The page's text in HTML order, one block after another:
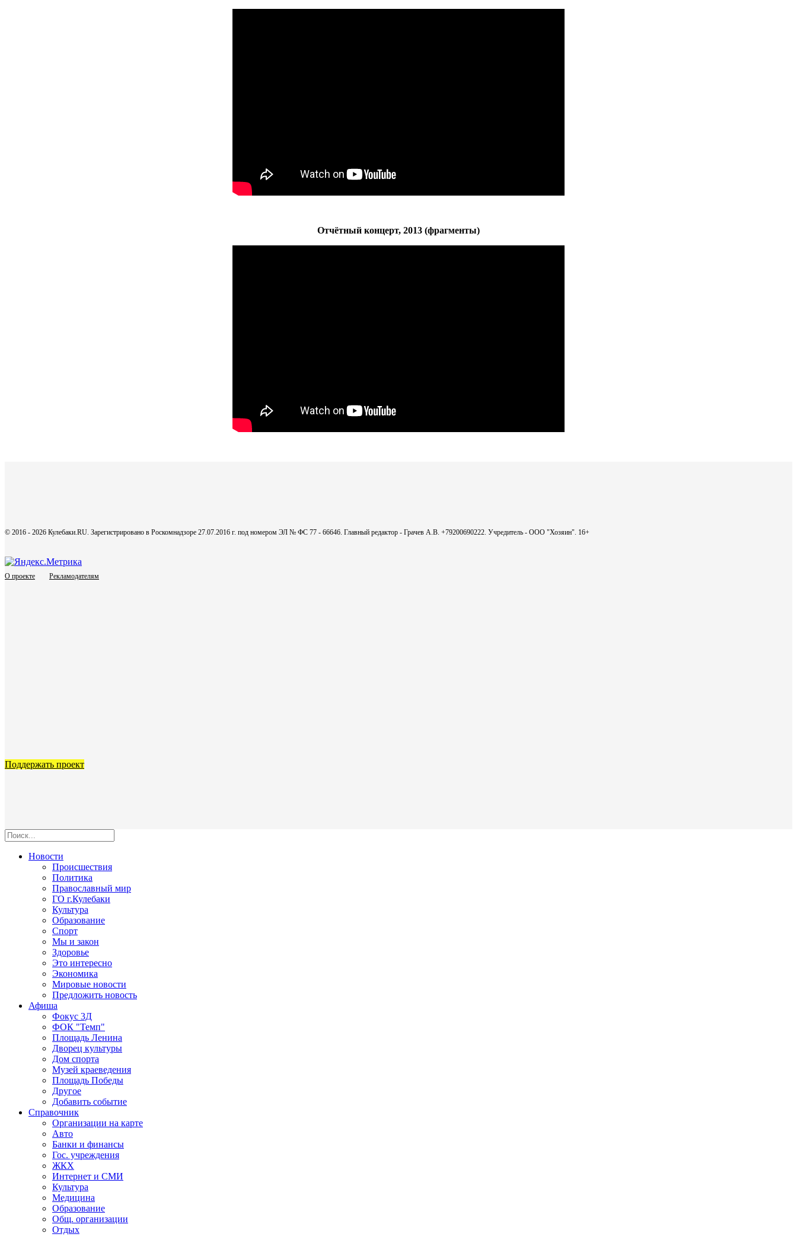
Отчётный концерт, 2013 (фрагменты)
© 2016 - 2026 Кулебаки.RU. Зарегистрировано в Роскомнадзоре 27.07.2016 г. под номером ЭЛ № ФС 77 - 66646. Главный редактор - Грачев А.В. +79200690222. Учредитель - ООО "Хозяин". 16+
О проекте Рекламодателям
Поддержать проект
Новости
Происшествия
Политика
Православный мир
ГО г.Кулебаки
Культура
Образование
Спорт
Мы и закон
Здоровье
Это интересно
Экономика
Мировые новости
Предложить новость
Афиша
Фокус 3Д
ФОК "Темп"
Площадь Ленина
Дворец культуры
Дом спорта
Музей краеведения
Площадь Победы
Другое
Добавить событие
Справочник
Организации на карте
Авто
Банки и финансы
Гос. учреждения
ЖКХ
Интернет и СМИ
Культура
Медицина
Образование
Общ. организации
Отдых